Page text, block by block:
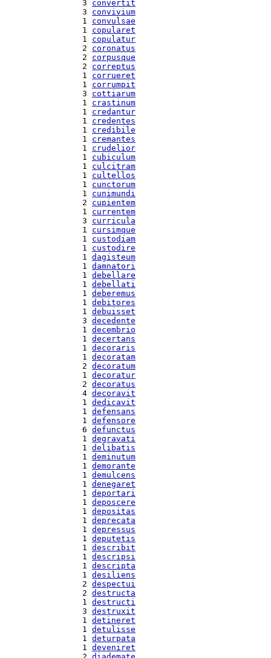
  3
convertit
  3
convivium
  1
convulsae
  1
copularet
  1
copulatur
  2
coronatus
  2
corpusque
  2
correptus
  1
corrueret
  1
corrumpit
  3
cottiarum
  1
crastinum
  1
credantur
  1
credentes
  1
credibile
  1
cremantes
  1
crudelior
  1
cubiculum
  1
culcitram
  1
cultellos
  1
cunctorum
  1
cunimundi
  2
cupientem
  1
currentem
  3
curricula
  1
cursimque
  1
custodiam
  1
custodire
  1
dagisteum
  1
damnatori
  1
debellare
  1
debellati
  1
deberemus
  1
debitores
  1
debuisset
  3
decedente
  1
decembrio
  1
decertans
  1
decoraris
  1
decoratam
  2
decoratum
  1
decoratur
  2
decoratus
  4
decoravit
  1
dedicavit
  1
defensans
  1
defensore
  6
defunctus
  1
degravati
  1
delibatis
  1
deminutum
  1
demorante
  1
demulcens
  1
denegaret
  1
deportari
  1
deposcere
  1
depositas
  1
deprecata
  1
depressus
  1
deputetis
  1
describit
  1
descripsi
  1
descripta
  1
desiliens
  2
despectui
  2
destructa
  1
destructi
  3
destruxit
  1
detineret
  1
detulisse
  1
deturpata
  1
deveniret